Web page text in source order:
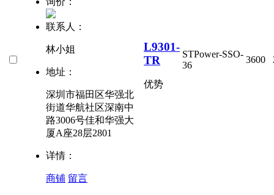
联系人：
林小姐
地址：
深圳市福田区华强北
街道华航社区深南中
路3006号佳和华强大
厦A座28层2801
详情：
商铺 留言
L9301-
TR
优势
STPower-SSO-
36
3600